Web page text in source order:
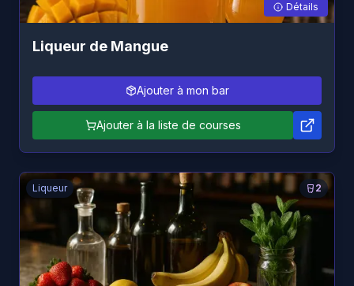
Détails
Liqueur de Mangue
Ajouter à mon bar
Ajouter à la liste de courses
2
Liqueur